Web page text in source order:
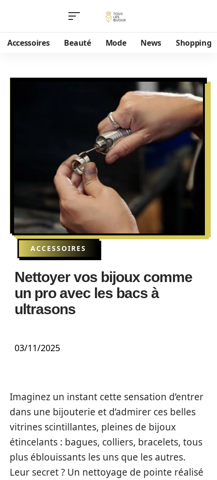
Accessoires Beauté Mode News Shopping
ACCESSOIRES
Nettoyer vos bijoux comme
un pro avec les bacs à
ultrasons
03/11/2025
Imaginez un instant cette sensation d’entrer
dans une bijouterie et d’admirer ces belles
vitrines scintillantes, pleines de bijoux
étincelants : bagues, colliers, bracelets, tous
plus éblouissants les uns que les autres.
Leur secret ? Un nettoyage de pointe réalisé